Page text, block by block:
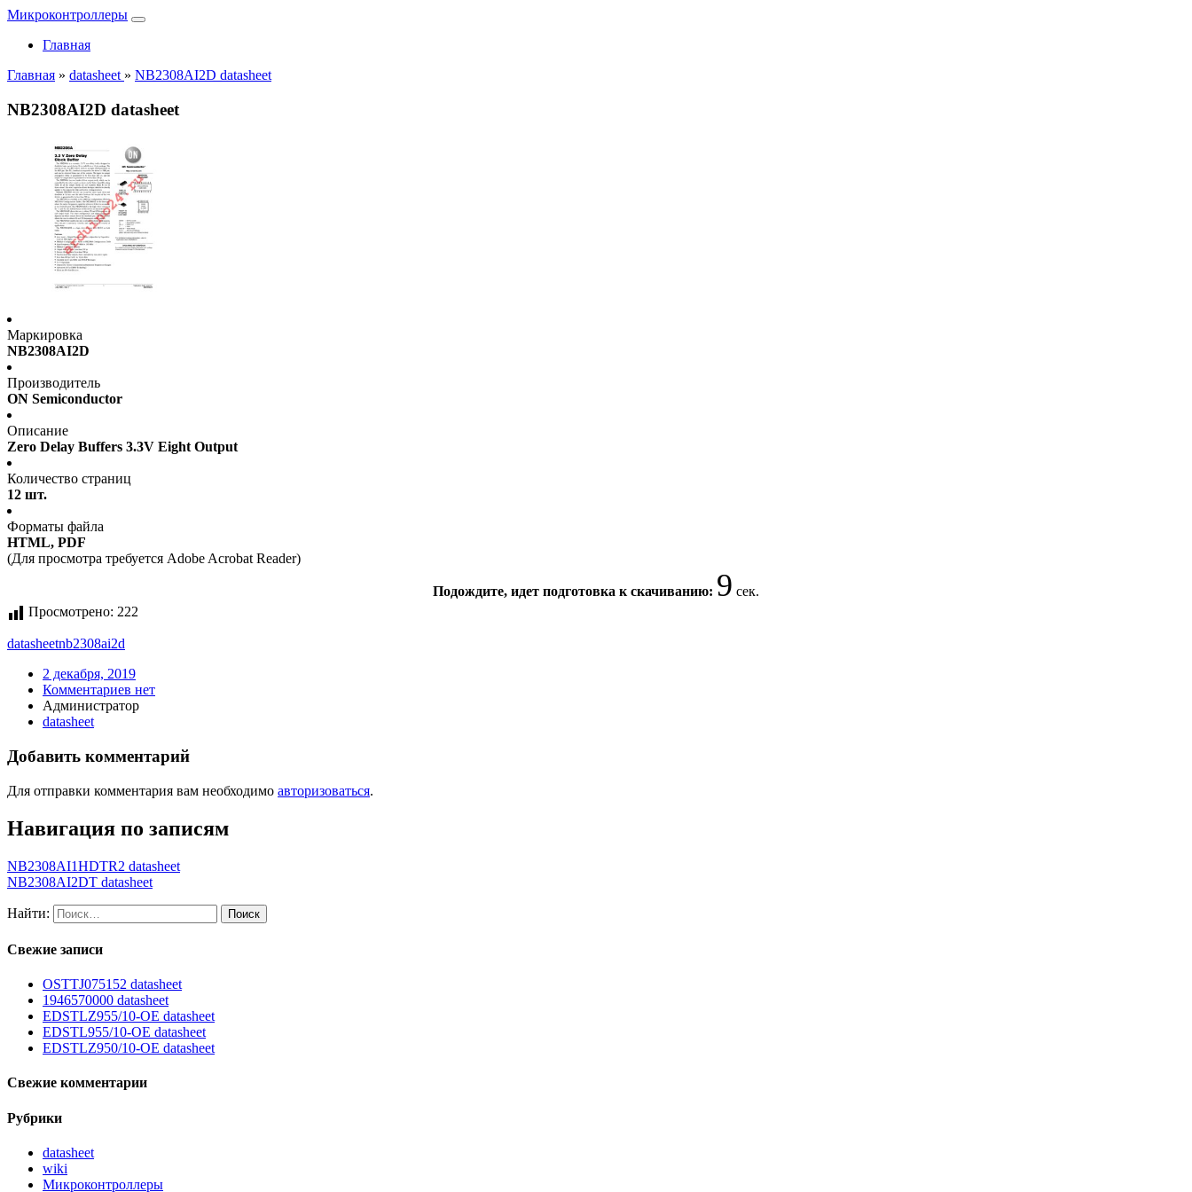
Микроконтроллеры
Главная
Главная » datasheet » NB2308AI2D datasheet
NB2308AI2D datasheet
Маркировка
NB2308AI2D
Производитель
ON Semiconductor
Описание
Zero Delay Buffers 3.3V Eight Output
Количество страниц
12 шт.
Форматы файла
HTML, PDF
(Для просмотра требуется Adobe Acrobat Reader)
Подождите, идет подготовка к скачиванию: 9 сек.
Просмотрено: 222
datasheetnb2308ai2d
2 декабря, 2019
Комментариев нет
Администратор
datasheet
Добавить комментарий
Для отправки комментария вам необходимо авторизоваться.
Навигация по записям
NB2308AI1HDTR2 datasheet
NB2308AI2DT datasheet
Найти:
Свежие записи
OSTTJ075152 datasheet
1946570000 datasheet
EDSTLZ955/10-OE datasheet
EDSTL955/10-OE datasheet
EDSTLZ950/10-OE datasheet
Свежие комментарии
Рубрики
datasheet
wiki
Микроконтроллеры